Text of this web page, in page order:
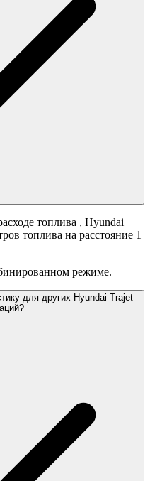
топлива , Hyundai
топлива на расстояние 1
режиме.
для других Hyundai Trajet